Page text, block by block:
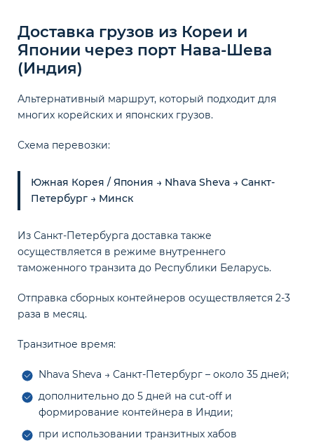
Доставка грузов из Кореи и
Японии через порт Нава-Шева
(Индия)
Альтернативный маршрут, который подходит для
многих корейских и японских грузов.
Схема перевозки:
Южная Корея / Япония → Nhava Sheva → Санкт-
Петербург → Минск
Из Санкт-Петербурга доставка также
осуществляется в режиме внутреннего
таможенного транзита до Республики Беларусь.
Отправка сборных контейнеров осуществляется 2-3
раза в месяц.
Транзитное время:
Nhava Sheva → Санкт-Петербург – около 35 дней;
дополнительно до 5 дней на cut-off и
формирование контейнера в Индии;
при использовании транзитных хабов